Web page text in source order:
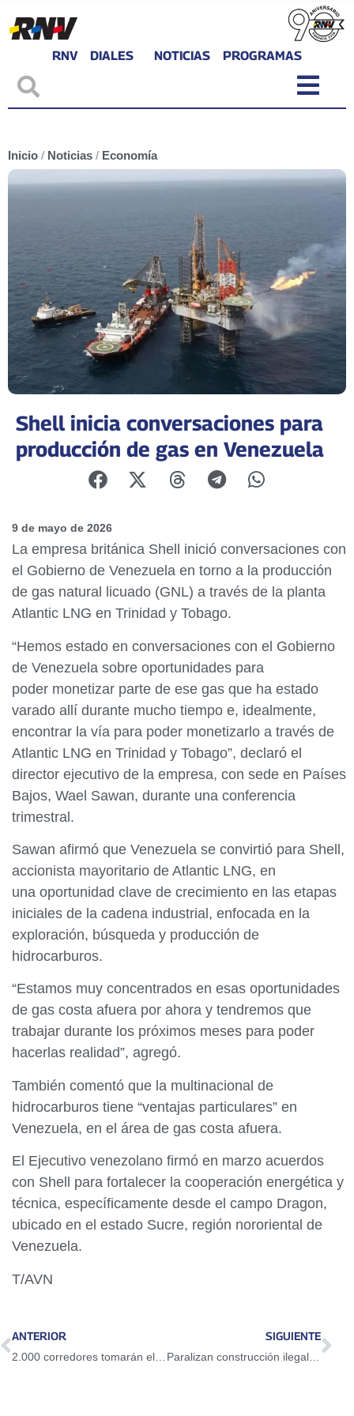
RNV DIALES NOTICIAS PROGRAMAS
Inicio / Noticias / Economía
Shell inicia conversaciones para
producción de gas en Venezuela
9 de mayo de 2026
La empresa británica Shell inició conversaciones con
el Gobierno de Venezuela en torno a la producción
de gas natural licuado (GNL) a través de la planta
Atlantic LNG en Trinidad y Tobago.
“Hemos estado en conversaciones con el Gobierno
de Venezuela sobre oportunidades para
poder monetizar parte de ese gas que ha estado
varado allí durante mucho tiempo e, idealmente,
encontrar la vía para poder monetizarlo a través de
Atlantic LNG en Trinidad y Tobago”, declaró el
director ejecutivo de la empresa, con sede en Países
Bajos, Wael Sawan, durante una conferencia
trimestral.
Sawan afirmó que Venezuela se convirtió para Shell,
accionista mayoritario de Atlantic LNG, en
una oportunidad clave de crecimiento en las etapas
iniciales de la cadena industrial, enfocada en la
exploración, búsqueda y producción de
hidrocarburos.
“Estamos muy concentrados en esas oportunidades
de gas costa afuera por ahora y tendremos que
trabajar durante los próximos meses para poder
hacerlas realidad”, agregó.
También comentó que la multinacional de
hidrocarburos tiene “ventajas particulares” en
Venezuela, en el área de gas costa afuera.
El Ejecutivo venezolano firmó en marzo acuerdos
con Shell para fortalecer la cooperación energética y
técnica, específicamente desde el campo Dragon,
ubicado en el estado Sucre, región nororiental de
Venezuela.
T/AVN
ANTERIOR SIGUIENTE
Paralizan construcción ilegal en playa del estado Nueva Esparta